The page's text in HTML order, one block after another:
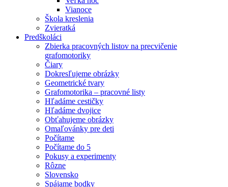
Vianoce
Škola kreslenia
Zvieratká
Predškoláci
Zbierka pracovných listov na precvičenie
grafomotoriky
Čiary
Dokresľujeme obrázky
Geometrické tvary
Grafomotorika – pracovné listy
Hľadáme cestičky
Hľadáme dvojice
Obťahujeme obrázky
Omaľovánky pre deti
Počítame
Počítame do 5
Pokusy a experimenty
Rôzne
Slovensko
Spájame bodky